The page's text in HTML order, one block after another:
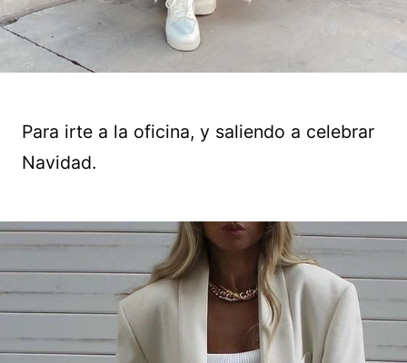
Para irte a la oficina, y saliendo a celebrar
Navidad.